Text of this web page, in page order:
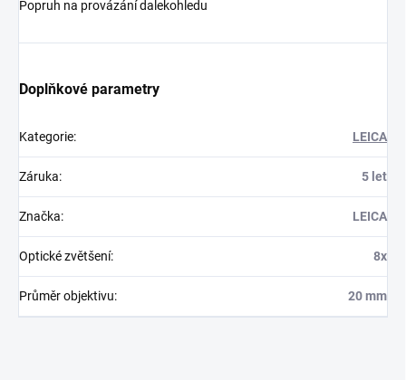
Popruh na provázání dalekohledu
Doplňkové parametry
Kategorie: LEICA
Záruka: 5 let
Značka: LEICA
Optické zvětšení: 8x
Průměr objektivu: 20 mm